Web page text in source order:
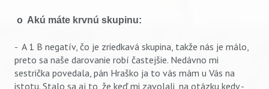
o Akú máte krvnú skupinu:
- A 1 B negatív, čo je zriedkavá skupina, takže nás je málo,
preto sa naše darovanie robí častejšie. Nedávno mi
sestrička povedala, pán Hraško ja to vás mám u Vás na
istotu. Stalo sa aj to, že keď mi zavolali, na otázku kedy -